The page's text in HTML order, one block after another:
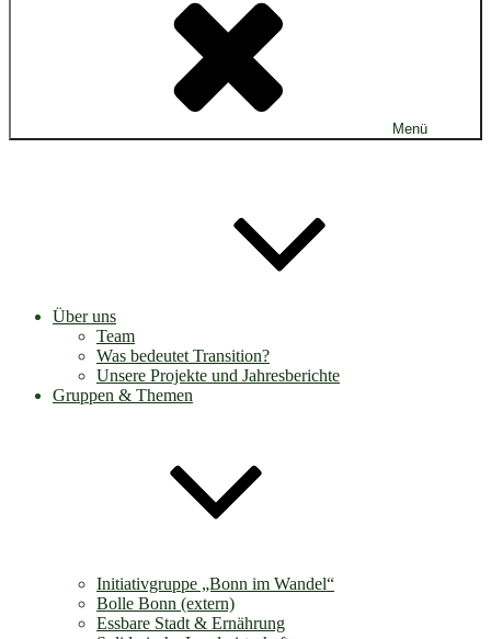
Menü
Über uns
Team
Was bedeutet Transition?
Unsere Projekte und Jahresberichte
Gruppen & Themen
Initiativgruppe „Bonn im Wandel“
Bolle Bonn (extern)
Essbare Stadt & Ernährung